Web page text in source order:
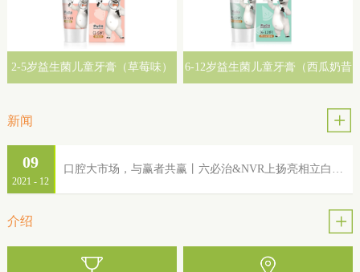
2-5岁益生菌儿童牙膏（草莓味） 6-12岁益生菌儿童牙膏（西瓜奶昔
新闻
2021 - 12
09
介绍